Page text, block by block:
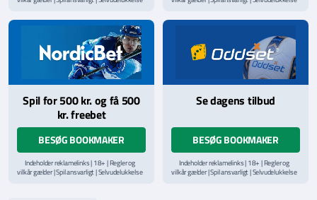
hjælpelinje påStopSpillet.dk
Læs vilkår og betingelserher
hjælpelinje påStopSpillet.dk
Spil for 500 kr. og få 500
kr. freebet
BESØG BOOKMAKER
Indeholder reklamelinks | 18+ | Regler og
vilkår gælder | Spil ansvarligt | Selvudelukkelse
Se dagens tilbud
BESØG BOOKMAKER
Indeholder reklamelinks | 18+ | Regler og
vilkår gælder | Spil ansvarligt | Selvudelukkelse